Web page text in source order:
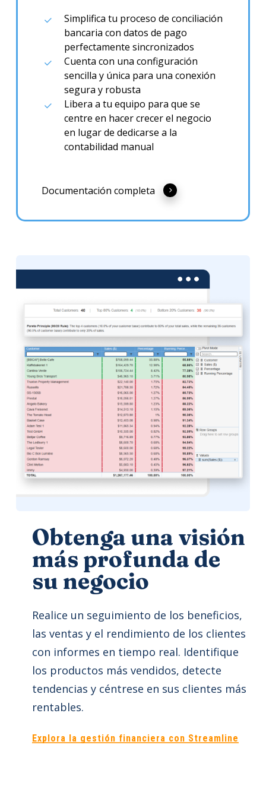
Simplifica tu proceso de conciliación
bancaria con datos de pago
perfectamente sincronizados
Cuenta con una configuración
sencilla y única para una conexión
segura y robusta
Libera a tu equipo para que se
centre en hacer crecer el negocio
en lugar de dedicarse a la
contabilidad manual
Documentación completa
Obtenga una visión
más profunda de
su negocio
Realice un seguimiento de los beneficios,
las ventas y el rendimiento de los clientes
con informes en tiempo real. Identifique
los productos más vendidos, detecte
tendencias y céntrese en sus clientes más
rentables.
Explora la gestión financiera con Streamline